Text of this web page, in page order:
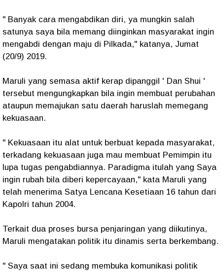
" Banyak cara mengabdikan diri, ya mungkin salah
satunya saya bila memang diinginkan masyarakat ingin
mengabdi dengan maju di Pilkada," katanya, Jumat
(20/9) 2019.
Maruli yang semasa aktif kerap dipanggil ' Dan Shui '
tersebut mengungkapkan bila ingin membuat perubahan
ataupun memajukan satu daerah haruslah memegang
kekuasaan.
" Kekuasaan itu alat untuk berbuat kepada masyarakat,
terkadang kekuasaan juga mau membuat Pemimpin itu
lupa tugas pengabdiannya. Paradigma itulah yang Saya
ingin rubah bila diberi kepercayaan," kata Maruli yang
telah menerima Satya Lencana Kesetiaan 16 tahun dari
Kapolri tahun 2004.
Terkait dua proses bursa penjaringan yang diikutinya,
Maruli mengatakan politik itu dinamis serta berkembang.
" Saya saat ini sedang membuka komunikasi politik